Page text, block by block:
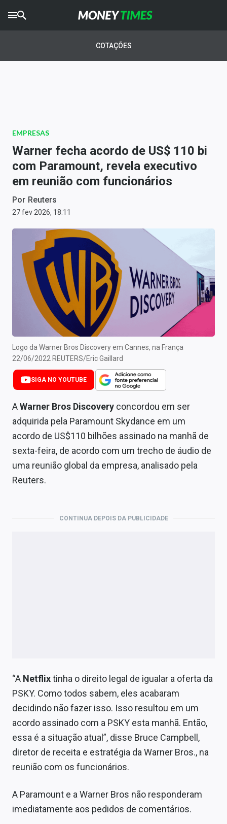
AGROTIMES
Newsletters
Money Trader
Anuncie
Últimas Notícias
Newsletters
Cotações
Comprar ou vender?
Carteiras Recomendadas
Central de Dividendos
Central de Fundos Imobiliários
Central dos IPOs
Renda Fixa
Mercados
Empresas
Sobre
Expediente
Contato
COTAÇÕES
EMPRESAS
Warner fecha acordo de US$ 110 bi
com Paramount, revela executivo
em reunião com funcionários
Por Reuters
27 fev 2026, 18:11
Logo da Warner Bros Discovery em Cannes, na França
22/06/2022 REUTERS/Eric Gaillard
SIGA NO YOUTUBE
AWarner Bros Discovery concordou em ser
adquirida pela Paramount Skydance em um
acordo de US$110 bilhões assinado na manhã de
sexta-feira, de acordo com um trecho de áudio de
uma reunião global da empresa, analisado pela
Reuters.
CONTINUA DEPOIS DA PUBLICIDADE
“A Netflixtinha o direito legal de igualar a oferta da
PSKY. Como todos sabem, eles acabaram
decidindo não fazer isso. Isso resultou em um
acordo assinado com a PSKY esta manhã. Então,
essa é a situação atual”, disse Bruce Campbell,
diretor de receita e estratégia da Warner Bros., na
reunião com os funcionários.
A Paramount e a Warner Bros não responderam
imediatamente aos pedidos de comentários.